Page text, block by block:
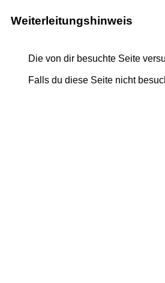
Weiterleitungshinweis
Die von dir besuchte Seite
Falls du diese Seite nicht